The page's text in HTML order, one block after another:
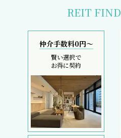
REIT FIND
仲介手数料0円～
賢い選択で
お得に契約